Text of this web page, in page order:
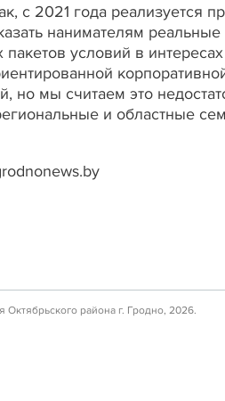
с 2021 года реализуется
нанимателям
пакетов условий в
но мы считаем это
и областные
района г. Гродно, 2026.